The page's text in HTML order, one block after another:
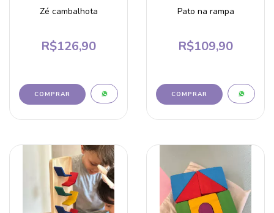
Zé cambalhota
R$126,90
Pato na rampa
R$109,90